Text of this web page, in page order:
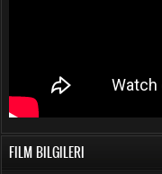
FILM BILGILERI